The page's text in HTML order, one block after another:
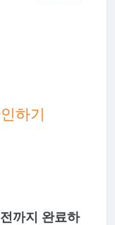
하기
까지 완료하